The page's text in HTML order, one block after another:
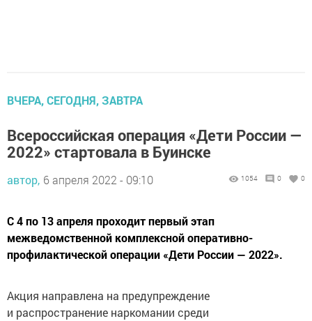
ВЧЕРА, СЕГОДНЯ, ЗАВТРА
Всероссийская операция «Дети России —
2022» стартовала в Буинске
автор, 6 апреля 2022 - 09:10 1054 0 0
С 4 по 13 апреля проходит первый этап
межведомственной комплексной оперативно-
профилактической операции «Дети России — 2022».
Акция направлена на предупреждение
и распространение наркомании среди